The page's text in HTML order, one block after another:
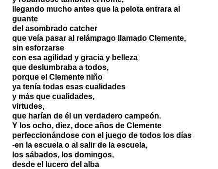
llegando mucho antes que la pelota entrara al
guante
del asombrado catcher
que veía pasar al relámpago llamado Clemente,
sin esforzarse
con esa agilidad y gracia y belleza
que deslumbraba a todos,
porque el Clemente niño
ya tenía todas esas cualidades
y más que cualidades,
virtudes,
que harían de él un verdadero campeón.
Y los ocho, diez, doce años de Clemente
perfeccionándose con el juego de todos los días
-en la escuela o al salir de la escuela,
los sábados, los domingos,
desde el lucero del alba